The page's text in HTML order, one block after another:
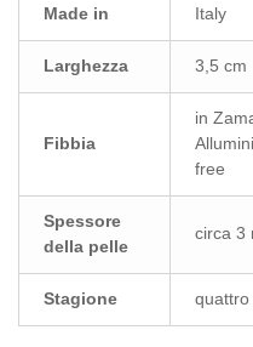
Made in Italy
Larghezza 3,5 cm
Fibbia
in
free
Spessore
della pelle
circa 3
Stagione quattro